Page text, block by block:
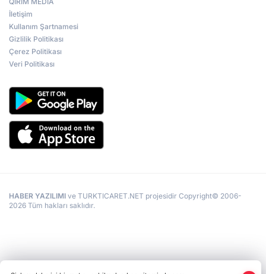
İletişim
Kullanım Şartnamesi
Gizlilik Politikası
Çerez Politikası
Veri Politikası
HABER YAZILIMI ve TURKTICARET.NET projesidir Copyright© 2006-
2026 Tüm hakları saklıdır.